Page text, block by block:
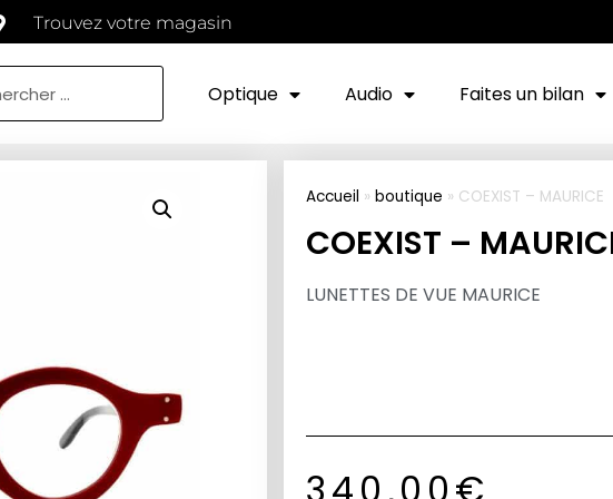
Trouvez votre magasin
Optique Audio Faites un bilan
Accueil » boutique » COEXIST – MAURICE
COEXIST –
LUNETTES DE VUE MAURICE